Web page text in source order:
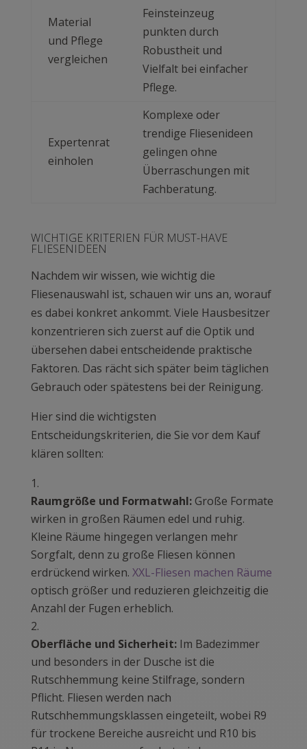
Material
und Pflege
vergleichen
Feinsteinzeug
punkten durch
Robustheit und
Vielfalt bei einfacher
Pflege.
Expertenrat
einholen
Komplexe oder
trendige Fliesenideen
gelingen ohne
Überraschungen mit
Fachberatung.
WICHTIGE KRITERIEN FÜR MUST-HAVE
FLIESENIDEEN
Nachdem wir wissen, wie wichtig die
Fliesenauswahl ist, schauen wir uns an, worauf
es dabei konkret ankommt. Viele Hausbesitzer
konzentrieren sich zuerst auf die Optik und
übersehen dabei entscheidende praktische
Faktoren. Das rächt sich später beim täglichen
Gebrauch oder spätestens bei der Reinigung.
Hier sind die wichtigsten
Entscheidungskriterien, die Sie vor dem Kauf
klären sollten:
Raumgröße und Formatwahl:Große Formate
wirken in großen Räumen edel und ruhig.
Kleine Räume hingegen verlangen mehr
Sorgfalt, denn zu große Fliesen können
erdrückend wirken. XXL-Fliesen machen Räume
optisch größer und reduzieren gleichzeitig die
Anzahl der Fugen erheblich.
Oberfläche und Sicherheit:Im Badezimmer
und besonders in der Dusche ist die
Rutschhemmung keine Stilfrage, sondern
Pflicht. Fliesen werden nach
Rutschhemmungsklassen eingeteilt, wobei R9
für trockene Bereiche ausreicht und R10 bis